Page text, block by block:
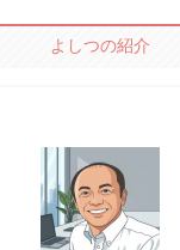
よしつの紹介